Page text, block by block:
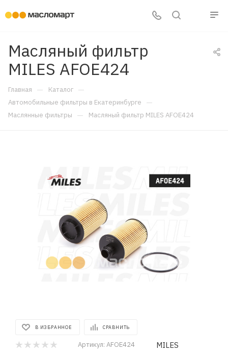
Масляный фильтр
MILES AFOE424
Главная — Каталог —
Автомобильные фильтры в Екатеринбурге —
Маслянные фильтры — Масляный фильтр MILES AFOE424
В ИЗБРАННОЕ СРАВНИТЬ
Артикул: AFOE424 MILES